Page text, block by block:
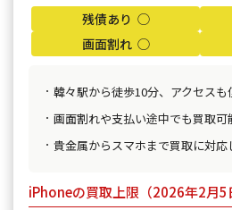
残債あり ◯
画面割れ ◯
韓々駅から徒歩10分、アクセスも
画面割れや支払い途中でも買取可
貴金属からスマホまで買取に対応
iPhoneの買取上限（2026年2月5